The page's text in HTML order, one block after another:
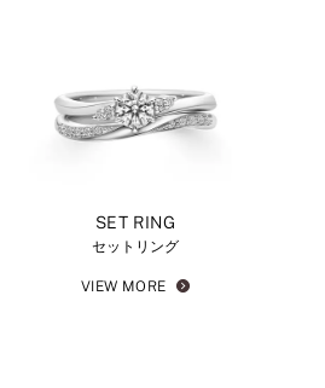
SET RING
セットリング
VIEW MORE